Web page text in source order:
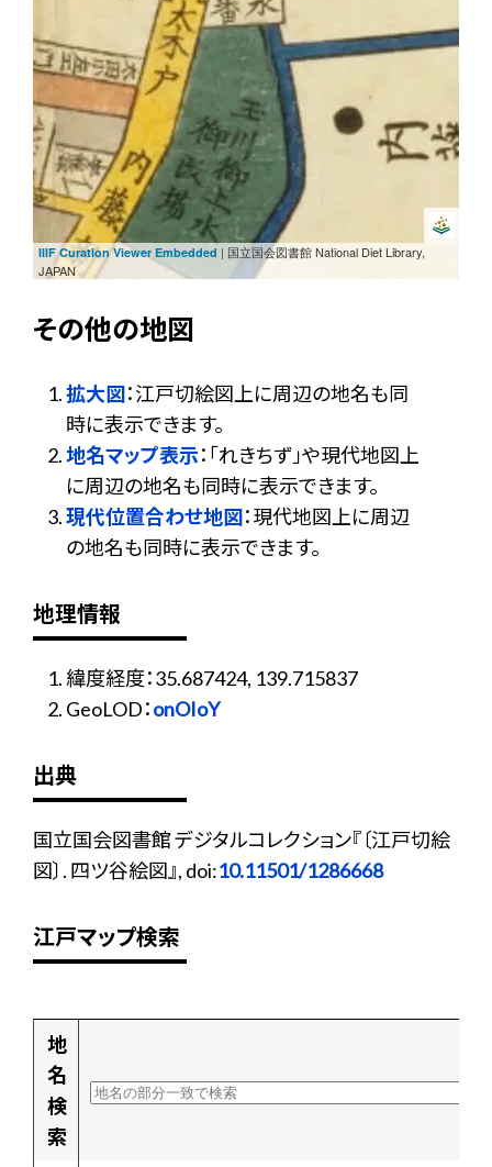
IIIF Curation Viewer Embedded | 国立国会図書館 National Diet Library,
JAPAN
その他の地図
拡大図：江戸切絵図上に周辺の地名も同
時に表示できます。
地名マップ表示：「れきちず」や現代地図上
に周辺の地名も同時に表示できます。
現代位置合わせ地図：現代地図上に周辺
の地名も同時に表示できます。
地理情報
緯度経度：35.687424, 139.715837
GeoLOD：onOIoY
出典
国立国会図書館 デジタルコレクション『〔江戸切絵
図〕. 四ツ谷絵図』, doi:10.11501/1286668
江戸マップ検索
地
名
検
索